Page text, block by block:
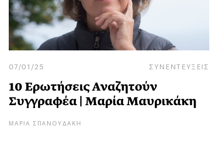
07/01/25 ΣΥΝΕΝΤΕΥΞΕΙΣ
10 Ερωτήσεις Αναζητούν
Συγγραφέα | Μαρία Μαυρικάκη
ΜΑΡΙΑ ΣΠΑΝΟΥΔΑΚΗ